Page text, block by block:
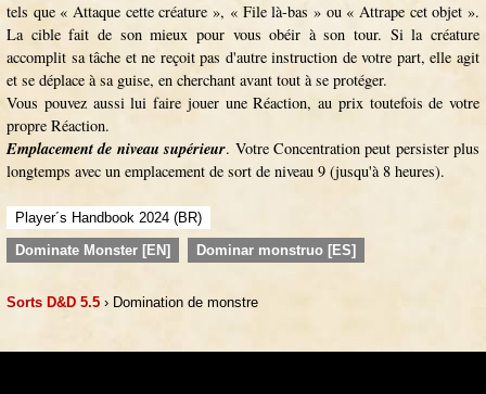
tels que « Attaque cette créature », « File là-bas » ou « Attrape cet objet ».
La cible fait de son mieux pour vous obéir à son tour. Si la créature
accomplit sa tâche et ne reçoit pas d'autre instruction de votre part, elle agit
et se déplace à sa guise, en cherchant avant tout à se protéger.
Vous pouvez aussi lui faire jouer une Réaction, au prix toutefois de votre
propre Réaction.
Emplacement de niveau supérieur. Votre Concentration peut persister plus
longtemps avec un emplacement de sort de niveau 9 (jusqu'à 8 heures).
Player´s Handbook 2024 (BR)
Dominate Monster [EN]
Dominar monstruo [ES]
Sorts D&D 5.5 › Domination de monstre